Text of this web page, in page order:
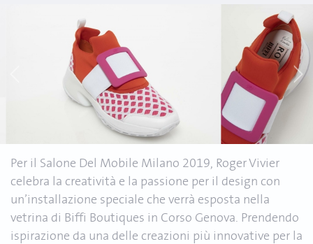
Per il Salone Del Mobile Milano 2019, Roger Vivier
celebra la creatività e la passione per il design con
un’installazione speciale che verrà esposta nella
vetrina di Biffi Boutiques in Corso Genova. Prendendo
ispirazione da una delle creazioni più innovative per la